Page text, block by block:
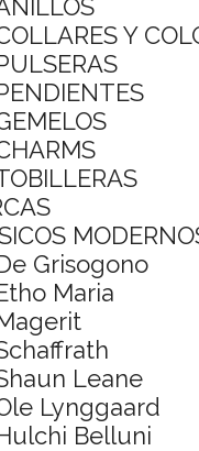
Y
Grisogono
Maria
Leane
Lynggaard
Belluni